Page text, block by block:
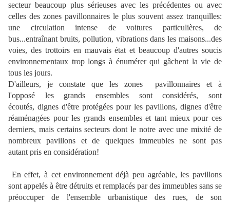
secteur beaucoup plus sérieuses avec les précédentes ou avec
celles des zones pavillonnaires le plus souvent assez tranquilles:
une circulation intense de voitures particulières, de
bus...entraînant bruits, pollution, vibrations dans les maisons...des
voies, des trottoirs en mauvais état et beaucoup d'autres soucis
environnementaux trop longs à énumérer qui gâchent la vie de
tous les jours.
D'ailleurs, je constate que les zones pavillonnaires et à
l'opposé les grands ensembles sont considérés, sont
écoutés, dignes d'être protégées pour les pavillons, dignes d'être
réaménagées pour les grands ensembles et tant mieux pour ces
derniers, mais certains secteurs dont le notre avec une mixité de
nombreux pavillons et de quelques immeubles ne sont pas
autant pris en considération!
En effet, à cet environnement déjà peu agréable, les pavillons
sont appelés à être détruits et remplacés par des immeubles sans se
préoccuper de l'ensemble urbanistique des rues, de son